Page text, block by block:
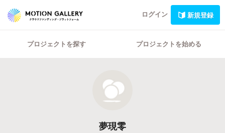
ログイン 新規登録
プロジェクトを探す プロジェクトを始める
夢現零